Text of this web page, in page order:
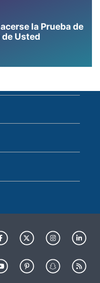
la Prueba de
Usted